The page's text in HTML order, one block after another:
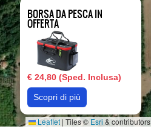
BORSA DA PESCA IN
OFFERTA
€ 24,80 (Sped. Inclusa)
Scopri di più
Leaflet | Tiles © Esri & contributors